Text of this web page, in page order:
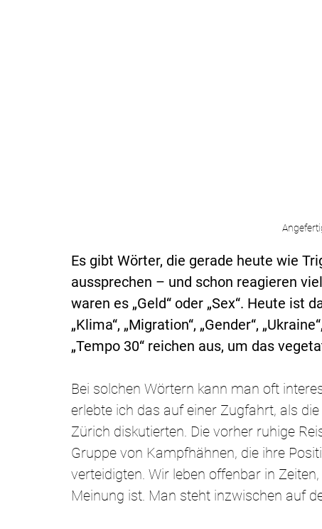
Es gibt Wörter, die gerade heute wie
aussprechen – und schon reagieren
waren es „Geld“ oder „Sex“. Heute ist
„Klima“, „Migration“, „Gender“,
„Tempo 30“ reichen aus, um das
Bei solchen Wörtern kann man oft
erlebte ich das auf einer Zugfahrt, als
Zürich diskutierten. Die vorher ruhige
Gruppe von Kampfhähnen, die ihre
verteidigten. Wir leben offenbar in
Meinung ist. Man steht inzwischen auf